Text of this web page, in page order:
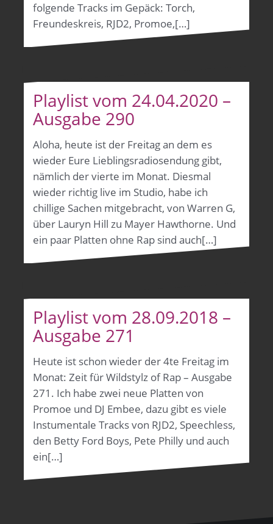
folgende Tracks im Gepäck: Torch,
Freundeskreis, RJD2, Promoe,[…]
Playlist vom 24.04.2020 –
Ausgabe 290
Aloha, heute ist der Freitag an dem es
wieder Eure Lieblingsradiosendung gibt,
nämlich der vierte im Monat. Diesmal
wieder richtig live im Studio, habe ich
chillige Sachen mitgebracht, von Warren G,
über Lauryn Hill zu Mayer Hawthorne. Und
ein paar Platten ohne Rap sind auch[…]
Playlist vom 28.09.2018 –
Ausgabe 271
Heute ist schon wieder der 4te Freitag im
Monat: Zeit für Wildstylz of Rap – Ausgabe
271. Ich habe zwei neue Platten von
Promoe und DJ Embee, dazu gibt es viele
Instumentale Tracks von RJD2, Speechless,
den Betty Ford Boys, Pete Philly und auch
ein[…]